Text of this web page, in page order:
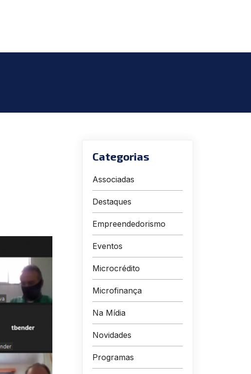
Categorias
Associadas
Destaques
Empreendedorismo
Eventos
Microcrédito
Microfinança
Na Mídia
Novidades
Programas